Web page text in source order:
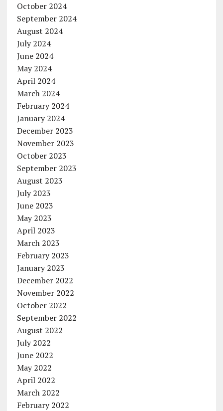
October 2024
September 2024
August 2024
July 2024
June 2024
May 2024
April 2024
March 2024
February 2024
January 2024
December 2023
November 2023
October 2023
September 2023
August 2023
July 2023
June 2023
May 2023
April 2023
March 2023
February 2023
January 2023
December 2022
November 2022
October 2022
September 2022
August 2022
July 2022
June 2022
May 2022
April 2022
March 2022
February 2022